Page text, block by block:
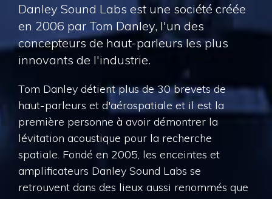
Danley Sound Labs est une société créée
en 2006 par Tom Danley, l'un des
concepteurs de haut-parleurs les plus
innovants de l'industrie.
Tom Danley détient plus de 30 brevets de
haut-parleurs et d'aérospatiale et il est la
première personne à avoir démontrer la
lévitation acoustique pour la recherche
spatiale. Fondé en 2005, les enceintes et
amplificateurs Danley Sound Labs se
retrouvent dans des lieux aussi renommés que